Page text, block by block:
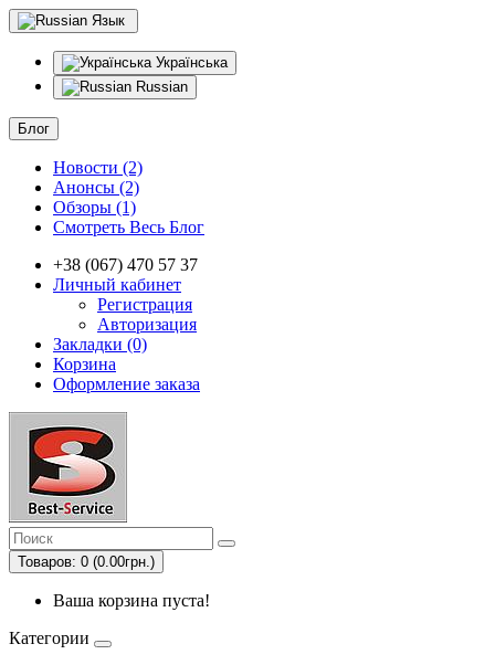
Язык
Українська
Russian
Блог
Новости (2)
Анонсы (2)
Обзоры (1)
Смотреть Весь Блог
+38 (067) 470 57 37
Личный кабинет
Регистрация
Авторизация
Закладки (0)
Корзина
Оформление заказа
Товаров: 0 (0.00грн.)
Ваша корзина пуста!
Категории